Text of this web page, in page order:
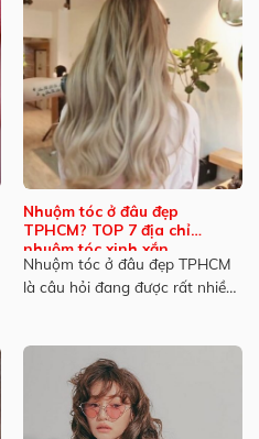
Nhuộm tóc ở đâu đẹp
TPHCM? TOP 7 địa chỉ
nhuộm tóc xinh xắn
Nhuộm tóc ở đâu đẹp TPHCM
là câu hỏi đang được rất nhiều